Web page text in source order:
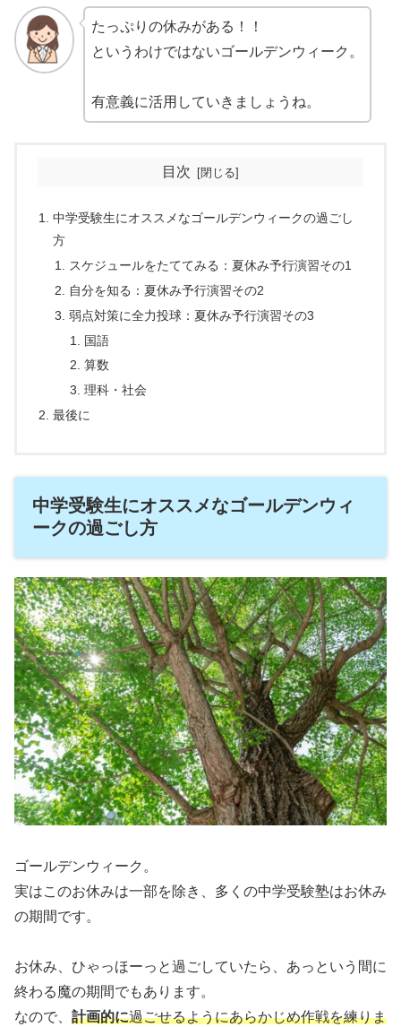
たっぷりの休みがある！！
というわけではないゴールデンウィーク。
有意義に活用していきましょうね。
目次
中学受験生にオススメなゴールデンウィークの過ごし
方
スケジュールをたててみる：夏休み予行演習その1
自分を知る：夏休み予行演習その2
弱点対策に全力投球：夏休み予行演習その3
国語
算数
理科・社会
最後に
中学受験生にオススメなゴールデンウィ
ークの過ごし方
ゴールデンウィーク。
実はこのお休みは一部を除き、多くの中学受験塾はお休み
の期間です。
お休み、ひゃっほーっと過ごしていたら、あっという間に
終わる魔の期間でもあります。
なので、 計画的に過ごせるようにあらかじめ作戦を練りま